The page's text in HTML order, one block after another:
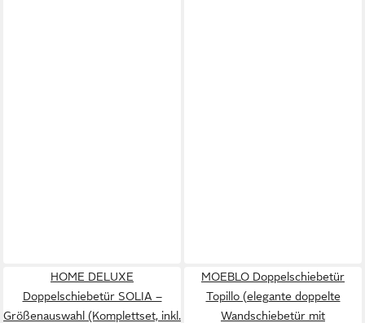
HOME DELUXE
Doppelschiebetür SOLIA –
Größenauswahl (Komplettset, inkl.
MOEBLO Doppelschiebetür
Topillo (elegante doppelte
Wandschiebetür mit